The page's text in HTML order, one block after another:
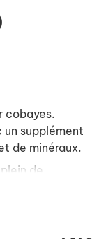
cobayes.
un supplément
de minéraux.
de
légumes.